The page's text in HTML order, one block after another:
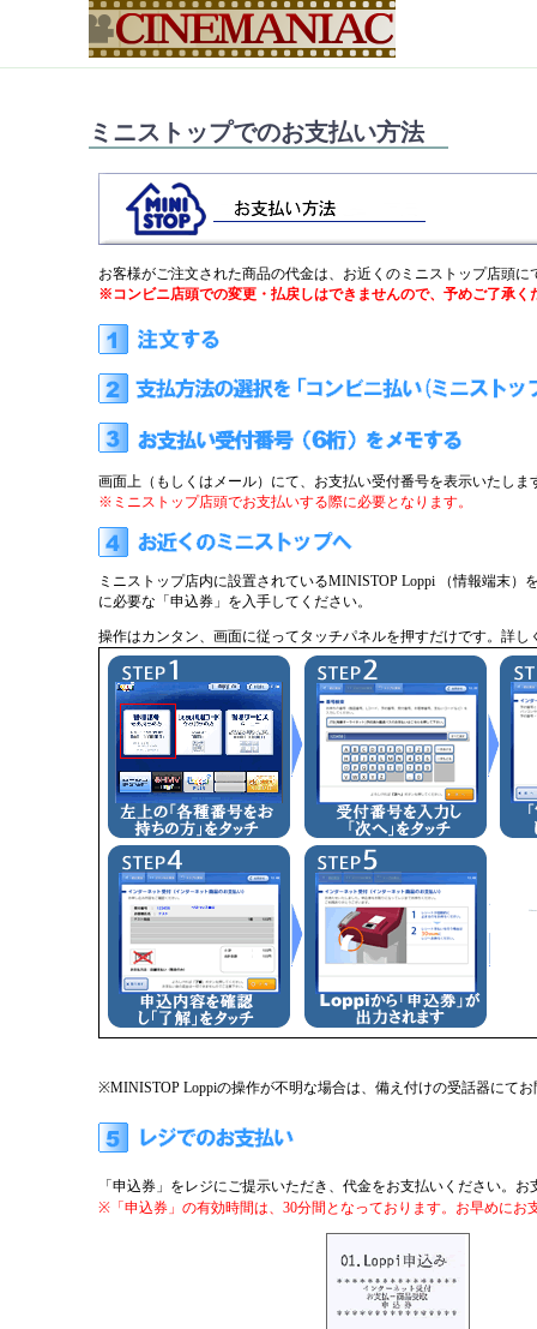
ミニストップでのお支払い方法